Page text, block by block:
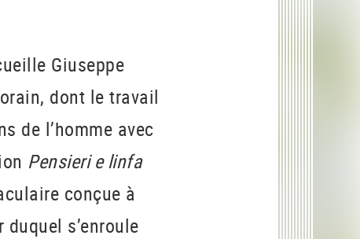
Giuseppe
dont le travail
de l’homme avec
Pensieri e linfa
conçue à
s’enroule